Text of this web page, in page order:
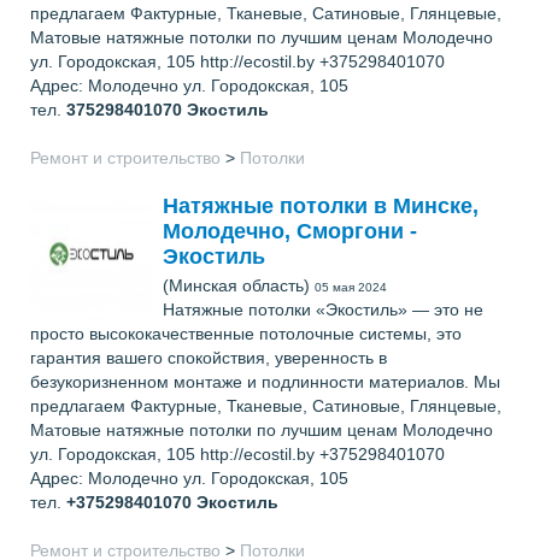
предлагаем Фактурные, Тканевые, Сатиновые, Глянцевые,
Матовые натяжные потолки по лучшим ценам Молодечно
ул. Городокская, 105 http://ecostil.by +375298401070
Адрес: Молодечно ул. Городокская, 105
тел. 375298401070 Экостиль
Ремонт и строительство > Потолки
Натяжные потолки в Минске,
Молодечно, Сморгони -
Экостиль
(Минская область) 05 мая 2024
Натяжные потолки «Экостиль» — это не
просто высококачественные потолочные системы, это
гарантия вашего спокойствия, уверенность в
безукоризненном монтаже и подлинности материалов. Мы
предлагаем Фактурные, Тканевые, Сатиновые, Глянцевые,
Матовые натяжные потолки по лучшим ценам Молодечно
ул. Городокская, 105 http://ecostil.by +375298401070
Адрес: Молодечно ул. Городокская, 105
тел. +375298401070 Экостиль
Ремонт и строительство > Потолки